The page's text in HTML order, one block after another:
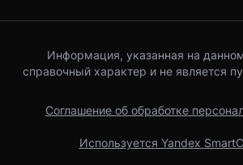
Информация, указанная на
справочный характер и не является
Соглашение об обработке
Используется Yandex